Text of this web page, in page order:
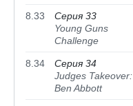
8.33
Серия 33
Young Guns
Challenge
8.34
Серия 34
Judges Takeover:
Ben Abbott